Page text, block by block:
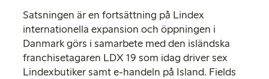
Satsningen är en fortsättning på Lindex
internationella expansion och öppningen i
Danmark görs i samarbete med den isländska
franchisetagaren LDX 19 som idag driver sex
Lindexbutiker samt e-handeln på Island. Fields